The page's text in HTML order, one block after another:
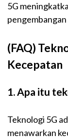
5G
(FAQ)
Kecepatan
1. Apa itu
Teknologi 5G
menawarkan